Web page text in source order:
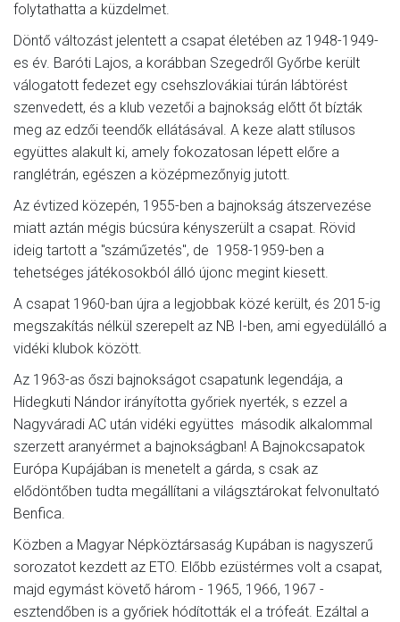
folytathatta a küzdelmet.
Döntő változást jelentett a csapat életében az 1948-1949-
es év. Baróti Lajos, a korábban Szegedről Győrbe került
válogatott fedezet egy csehszlovákiai túrán lábtörést
szenvedett, és a klub vezetői a bajnokság előtt őt bízták
meg az edzői teendők ellátásával. A keze alatt stílusos
együttes alakult ki, amely fokozatosan lépett előre a
ranglétrán, egészen a középmezőnyig jutott.
Az évtized közepén, 1955-ben a bajnokság átszervezése
miatt aztán mégis búcsúra kényszerült a csapat. Rövid
ideig tartott a "száműzetés", de 1958-1959-ben a
tehetséges játékosokból álló újonc megint kiesett.
A csapat 1960-ban újra a legjobbak közé került, és 2015-ig
megszakítás nélkül szerepelt az NB I-ben, ami egyedülálló a
vidéki klubok között.
Az 1963-as őszi bajnokságot csapatunk legendája, a
Hidegkuti Nándor irányította győriek nyerték, s ezzel a
Nagyváradi AC után vidéki együttes második alkalommal
szerzett aranyérmet a bajnokságban! A Bajnokcsapatok
Európa Kupájában is menetelt a gárda, s csak az
elődöntőben tudta megállítani a világsztárokat felvonultató
Benfica.
Közben a Magyar Népköztársaság Kupában is nagyszerű
sorozatot kezdett az ETO. Előbb ezüstérmes volt a csapat,
majd egymást követő három - 1965, 1966, 1967 -
esztendőben is a győriek hódították el a trófeát. Ezáltal a